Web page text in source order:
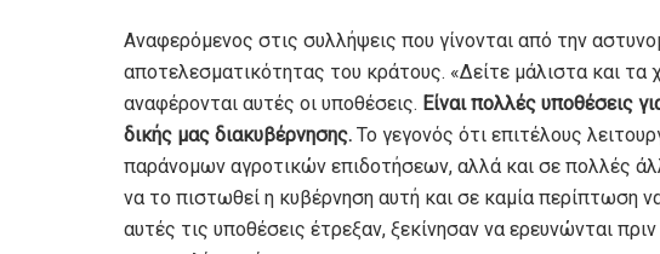
Αναφερόμενος στις συλλήψεις που γίνονται από την
αποτελεσματικότητας του κράτους. «Δείτε μάλιστα και τα
αναφέρονται αυτές οι υποθέσεις. Είναι πολλές υποθέσεις
δικής μας διακυβέρνησης. Το γεγονός ότι επιτέλους
παράνομων αγροτικών επιδοτήσεων, αλλά και σε πολλές
να το πιστωθεί η κυβέρνηση αυτή και σε καμία
αυτές τις υποθέσεις έτρεξαν, ξεκίνησαν να ερευνώνται